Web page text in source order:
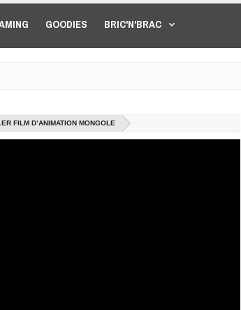
GOODIES BRIC'N'BRAC
FILM D’ANIMATION MONGOLE